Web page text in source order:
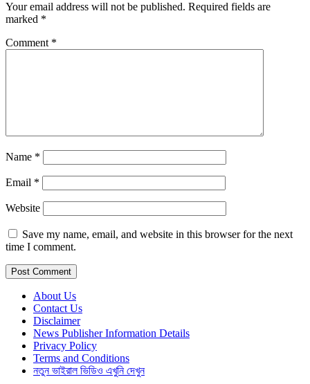
Your email address will not be published. Required fields are
marked *
Comment *
Name *
Email *
Website
Save my name, email, and website in this browser for the next
time I comment.
About Us
Contact Us
Disclaimer
News Publisher Information Details
Privacy Policy
Terms and Conditions
নতুন ভাইরাল ভিডিও এখুনি দেখুন